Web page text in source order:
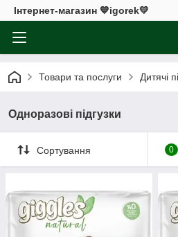
Інтернет-магазин 💙igorek💛
Товари та послуги Дитячі
Одноразові підгузки
Сортування 0